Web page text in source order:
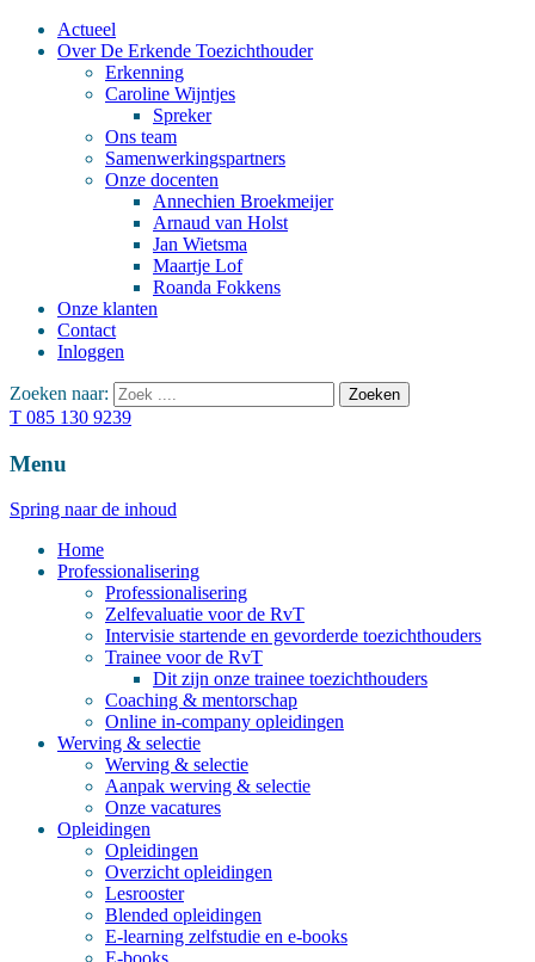
Actueel
Over De Erkende Toezichthouder
Erkenning
Caroline Wijntjes
Spreker
Ons team
Samenwerkingspartners
Onze docenten
Annechien Broekmeijer
Arnaud van Holst
Jan Wietsma
Maartje Lof
Roanda Fokkens
Onze klanten
Contact
Inloggen
Zoeken naar:
T 085 130 9239
Menu
Spring naar de inhoud
Home
Professionalisering
Professionalisering
Zelfevaluatie voor de RvT
Intervisie startende en gevorderde toezichthouders
Trainee voor de RvT
Dit zijn onze trainee toezichthouders
Coaching & mentorschap
Online in-company opleidingen
Werving & selectie
Werving & selectie
Aanpak werving & selectie
Onze vacatures
Opleidingen
Opleidingen
Overzicht opleidingen
Lesrooster
Blended opleidingen
E-learning zelfstudie en e-books